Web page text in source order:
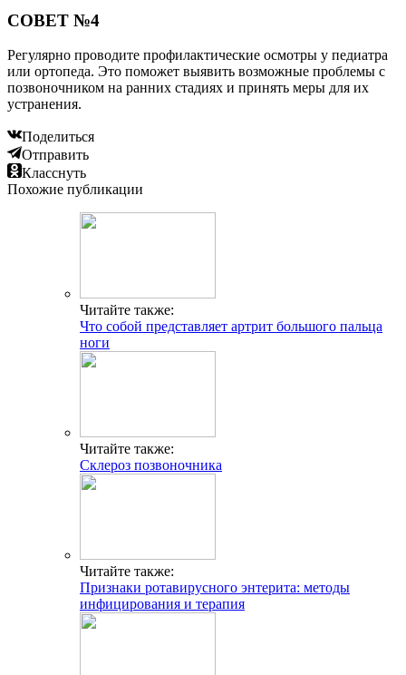
СОВЕТ №4
Регулярно проводите профилактические осмотры у педиатра
или ортопеда. Это поможет выявить возможные проблемы с
позвоночником на ранних стадиях и принять меры для их
устранения.
Поделиться
Отправить
Класснуть
Похожие публикации
Читайте также:
Что собой представляет артрит большого пальца
ноги
Читайте также:
Склероз позвоночника
Читайте также:
Признаки ротавирусного энтерита: методы
инфицирования и терапия